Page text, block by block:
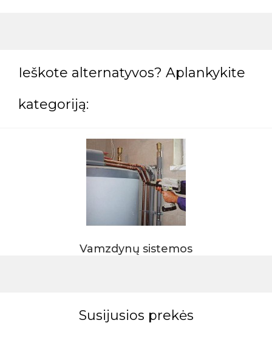
Ieškote alternatyvos? Aplankykite
kategoriją:
Vamzdynų sistemos
Susijusios prekės